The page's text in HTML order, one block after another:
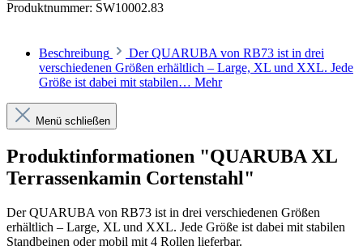
Produktnummer: SW10002.83
Beschreibung
Der QUARUBA von RB73 ist in drei
verschiedenen Größen erhältlich – Large, XL und XXL. Jede
Größe ist dabei mit stabilen… Mehr
Menü schließen
Produktinformationen "QUARUBA XL
Terrassenkamin Cortenstahl"
Der QUARUBA von RB73 ist in drei verschiedenen Größen
erhältlich – Large, XL und XXL. Jede Größe ist dabei mit stabilen
Standbeinen oder mobil mit 4 Rollen lieferbar.